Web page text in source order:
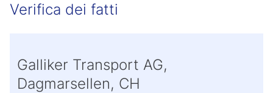
Verifica dei fatti
Galliker Transport AG,
Dagmarsellen, CH